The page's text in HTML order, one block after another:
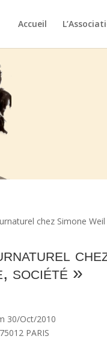
Accueil
chez Simone
société »
30/Oct/2010
PARIS